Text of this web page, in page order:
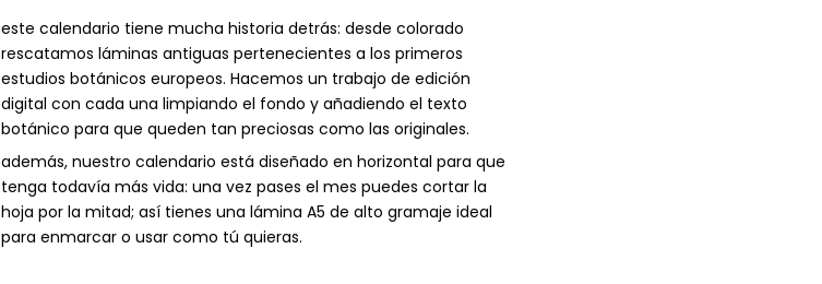
este calendario tiene mucha historia detrás: desde colorado
rescatamos láminas antiguas pertenecientes a los primeros
estudios botánicos europeos. Hacemos un trabajo de edición
digital con cada una limpiando el fondo y añadiendo el texto
botánico para que queden tan preciosas como las originales.
además, nuestro calendario está diseñado en horizontal para que
tenga todavía más vida: una vez pases el mes puedes cortar la
hoja por la mitad; así tienes una lámina A5 de alto gramaje ideal
para enmarcar o usar como tú quieras.